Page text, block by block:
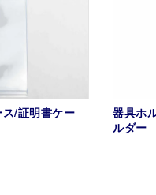
/証明書ケー
器具ホ
ルダー